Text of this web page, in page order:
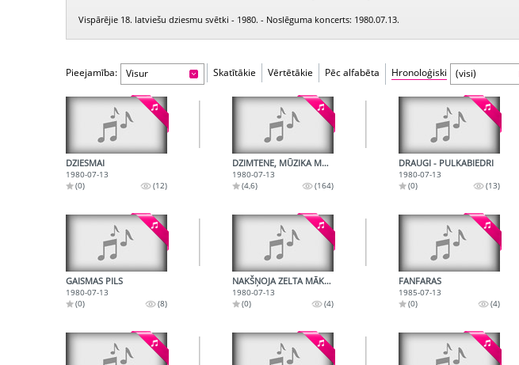
Vispārējie 18. latviešu dziesmu svētki - 1980. - Noslēguma koncerts: 1980.07.13.
Pieejamība: Visur Skatītākie Vērtētākie Pēc alfabēta Hronoloģiski (visi)
DZIESMAI
1980-07-13
(0)
(12)
DZIMTENE, MŪZIKA MŪŽĪGĀ
1980-07-13
(4,6)
(164)
DRAUGI - PULKABIEDRI
1980-07-13
(0)
(13)
GAISMAS PILS
1980-07-13
(0)
(8)
NAKŠŅOJA ZELTA MĀKONĪTIS
1980-07-13
(0)
(4)
FANFARAS
1985-07-13
(0)
(4)